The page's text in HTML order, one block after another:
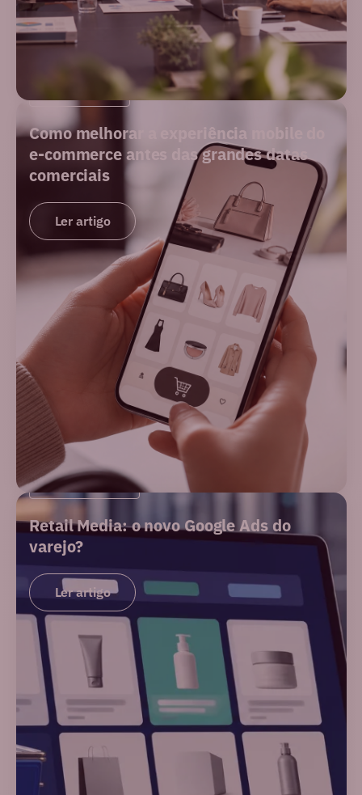
E-COMMERCE
Como melhorar a experiência mobile do
e-commerce antes das grandes datas
comerciais
Ler artigo
PERFORMANCE
Retail Media: o novo Google Ads do
varejo?
Ler artigo